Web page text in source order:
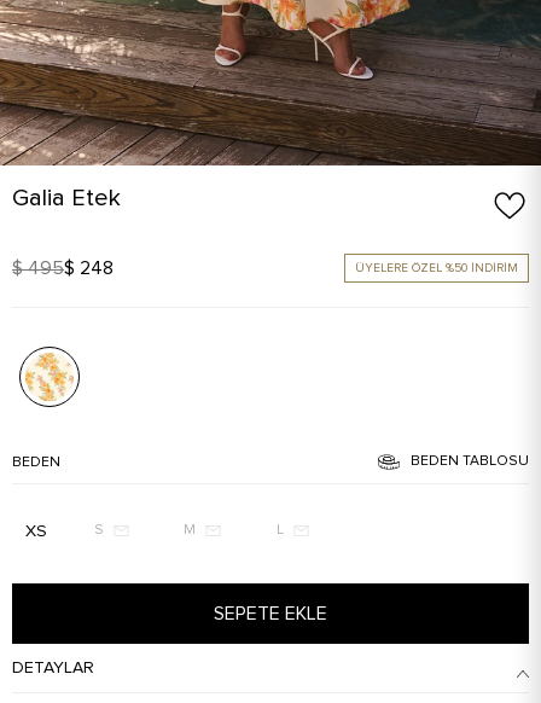
Galia Etek
$ 495$ 248 ÜYELERE ÖZEL %50 İNDİRİM
BEDEN BEDEN TABLOSU
XS S M L
SEPETE EKLE
DETAYLAR